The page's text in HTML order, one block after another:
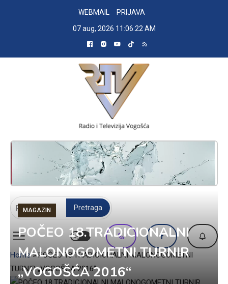
WEBMAIL
PRIJAVA
07 aug, 2026 11:06:22 AM
RADIO TELEVIZIJA VOGOŠĆA
Home»POČEO 18.TRADICIONALNI MALONOGOMETNI
TURNIR „VOGOŠĆA 2016“
MAGAZIN
POČEO 18.TRADICIONALNI
MALONOGOMETNI TURNIR
„VOGOŠĆA 2016“